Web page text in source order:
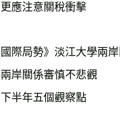
更應注意關稅衝擊
國際局勢》淡江大學兩
兩岸關係審慎不悲觀
下半年五個觀察點